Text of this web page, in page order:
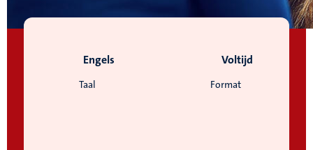
Taal
Engels
Format
Voltijd